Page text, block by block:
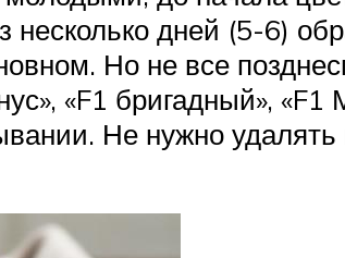
дней (5-6)
Но не все
«F1 бригадный»,
Не нужно удалять